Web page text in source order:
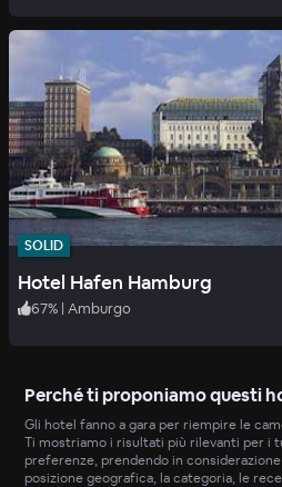
SOLID
Hotel Hafen Hamburg
67% | Amburgo
Perché ti proponiamo questi
Gli hotel fanno a gara per riempire le
Ti mostriamo i risultati più rilevanti per i
preferenze, prendendo in
posizione geografica, la categoria, le